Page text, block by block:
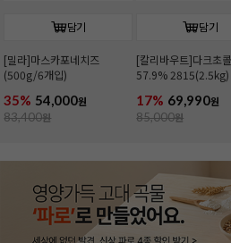
담기
[밀라]마스카포네치즈
(500g/6개입)
35% 54,000원
83,400원
담기
[칼리바우트]다크초
57.9% 2815(2.5kg)
17% 69,990원
85,000원